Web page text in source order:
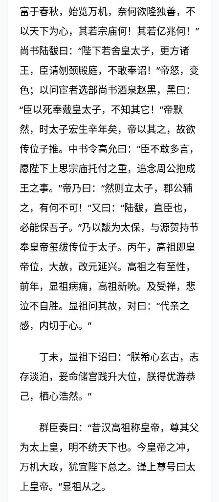
富于春秋，始览万机，奈何欲隆独善，不
以天下为心，其若宗庙何！其若亿兆何！”
尚书陆馛曰：“陛下若舍皇太子，更方诸
王，臣请刎颈殿庭，不敢奉诏！”帝怒，变
色；以问宦者选部尚书酒泉赵黑，黑曰：
“臣以死奉戴皇太子，不知其它！”帝默
然，时太子宏生辛年矣，帝以其之，故欲
传位子推。中书令高允曰：“臣不敢多言，
愿陛下上思宗庙托付之重，追念周公抱成
王之事。”帝乃曰：“然则立太子，郡公辅
之，有何不可！”又曰：“陆馛，直臣也，
必能保吾子。”乃以馛为太保，与源贺持节
奉皇帝玺绂传位于太子。丙午，高祖即皇
帝位，大赦，改元延兴。高祖之有至性，
前年，显祖病痈，高祖新吮。及受禅，悲
泣不自胜。显祖问其故，对曰：“代亲之
感，内切于心。”
丁未，显祖下诏曰：“朕希心玄古，志
存淡泊，爰命储宫践升大位，朕得优游恭
己，栖心浩然。”
群臣奏曰：“昔汉高祖称皇帝，尊其父
为太上皇，明不统天下也。今皇帝之冲，
万机大政，犹宜陛下总之。谨上尊号曰太
上皇帝。”显祖从之。